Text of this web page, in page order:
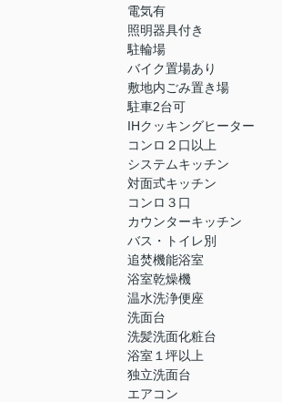
電気有
照明器具付き
駐輪場
バイク置場あり
敷地内ごみ置き場
駐車2台可
IHクッキングヒーター
コンロ２口以上
システムキッチン
対面式キッチン
コンロ３口
カウンターキッチン
バス・トイレ別
追焚機能浴室
浴室乾燥機
温水洗浄便座
洗面台
洗髪洗面化粧台
浴室１坪以上
独立洗面台
エアコン